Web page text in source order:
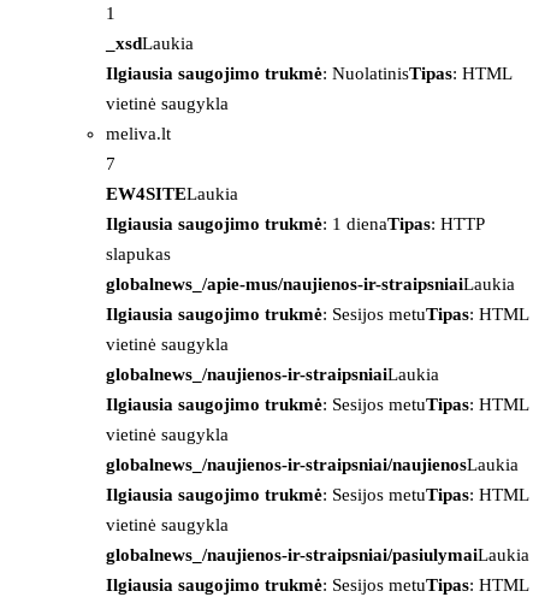
1
_xsdLaukia
Ilgiausia saugojimo trukmė: NuolatinisTipas: HTML
vietinė saugykla
meliva.lt
7
EW4SITELaukia
Ilgiausia saugojimo trukmė: 1 dienaTipas: HTTP
slapukas
globalnews_/apie-mus/naujienos-ir-straipsniaiLaukia
Ilgiausia saugojimo trukmė: Sesijos metuTipas: HTML
vietinė saugykla
globalnews_/naujienos-ir-straipsniaiLaukia
Ilgiausia saugojimo trukmė: Sesijos metuTipas: HTML
vietinė saugykla
globalnews_/naujienos-ir-straipsniai/naujienosLaukia
Ilgiausia saugojimo trukmė: Sesijos metuTipas: HTML
vietinė saugykla
globalnews_/naujienos-ir-straipsniai/pasiulymaiLaukia
Ilgiausia saugojimo trukmė: Sesijos metuTipas: HTML